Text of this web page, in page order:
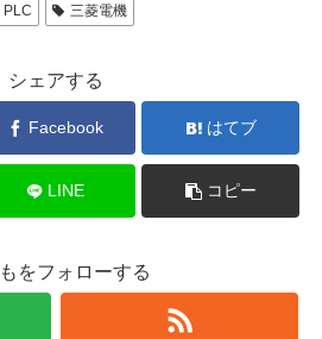
PLC 三菱電機
シェアする
Facebook はてブ
LINE コピー
をフォローする